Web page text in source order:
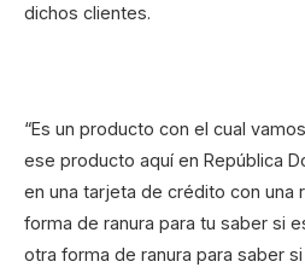
dichos clientes.
“Es un producto con el cual
ese producto aquí en República
en una tarjeta de crédito con una
forma de ranura para tu saber si
otra forma de ranura para saber